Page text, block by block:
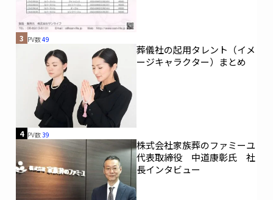
3 PV数49
葬儀社の起用タレント（イメ
ージキャラクター）まとめ
4 PV数39
株式会社家族葬のファミーユ
代表取締役 中道康彰氏 社
長インタビュー